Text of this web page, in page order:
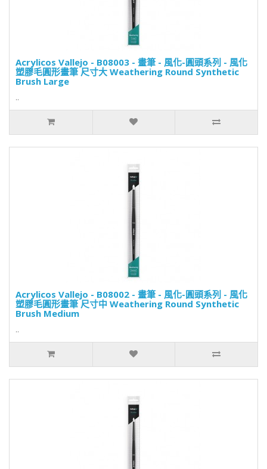
Acrylicos Vallejo - B08003 - 畫筆 - 風化-圓頭系列 - 風化
塑膠毛圓形畫筆 尺寸大 Weathering Round Synthetic
Brush Large
..
Acrylicos Vallejo - B08002 - 畫筆 - 風化-圓頭系列 - 風化
塑膠毛圓形畫筆 尺寸中 Weathering Round Synthetic
Brush Medium
..